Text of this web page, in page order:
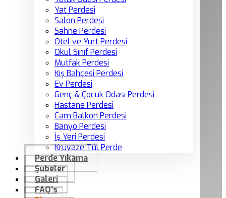
Yat Perdesi
Salon Perdesi
Sahne Perdesi
Otel ve Yurt Perdesi
Okul Sınıf Perdesi
Mutfak Perdesi
Kış Bahçesi Perdesi
Ev Perdesi
Genç & Çocuk Odası Perdesi
Hastane Perdesi
Cam Balkon Perdesi
Banyo Perdesi
İş Yeri Perdesi
Kruvaze Tül Perde
Perde Yıkama
Şubeler
Galeri
FAQ’s